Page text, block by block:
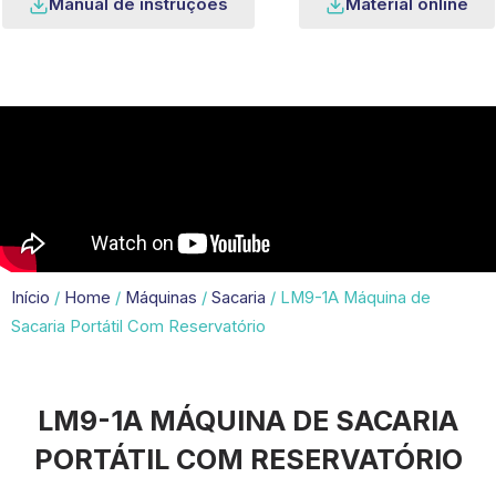
Início / Home / Máquinas / Sacaria / LM9-1A Máquina de
Sacaria Portátil Com Reservatório
LM9-1A MÁQUINA DE SACARIA
PORTÁTIL COM RESERVATÓRIO